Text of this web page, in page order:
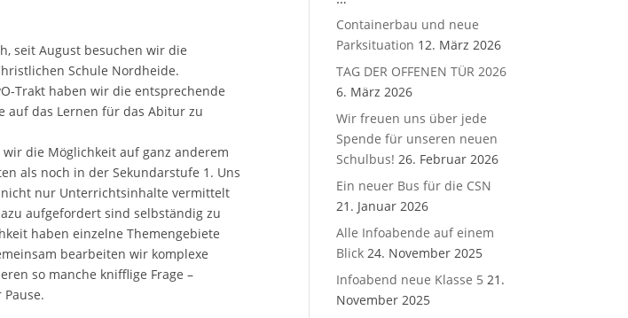
seit August besuchen wir die
Schule Nordheide.
Trakt haben wir die entsprechende
auf das Lernen für das Abitur zu
wir die Möglichkeit auf ganz anderem
als noch in der Sekundarstufe 1. Uns
nur Unterrichtsinhalte vermittelt
aufgefordert sind selbständig zu
haben einzelne Themengebiete
bearbeiten wir komplexe
so manche knifflige Frage –
Containerbau und neue
Parksituation 12. März 2026
TAG DER OFFENEN TÜR 2026
6. März 2026
Wir freuen uns über jede
Spende für unseren neuen
Schulbus! 26. Februar 2026
Ein neuer Bus für die CSN
21. Januar 2026
Alle Infoabende auf einem
Blick 24. November 2025
Infoabend neue Klasse 5 21.
November 2025